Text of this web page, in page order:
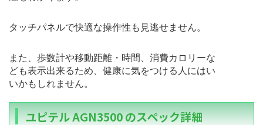
タッチパネルで快適な操作性も見逃せません。
また、歩数計や移動距離・時間、消費カロリーな
ども表示出来るため、健康に気をつける人にはい
いかもしれません。
ユピテル AGN3500 のスペック詳細